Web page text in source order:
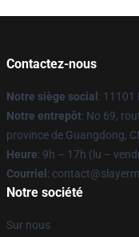
Contactez-nous
Notre siège social : 11101
Notre entrepôt: No 69,
province de Guangdong,
Heure: 9h – 17h (lu –
Courriel :
Notre société
Sur nous